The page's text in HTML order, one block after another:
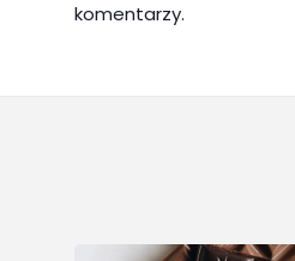
komentarzy.